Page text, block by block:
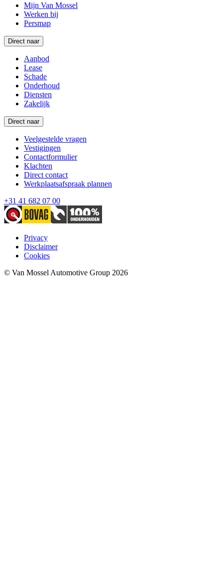
Mijn Van Mossel
Werken bij
Persmap
Direct naar
Aanbod
Lease
Schade
Onderhoud
Diensten
Zakelijk
Direct naar
Veelgestelde vragen
Vestigingen
Contactformulier
Klachten
Direct contact
Werkplaatsafspraak plannen
+31 41 682 07 00
Privacy
Disclaimer
Cookies
© Van Mossel Automotive Group 2026